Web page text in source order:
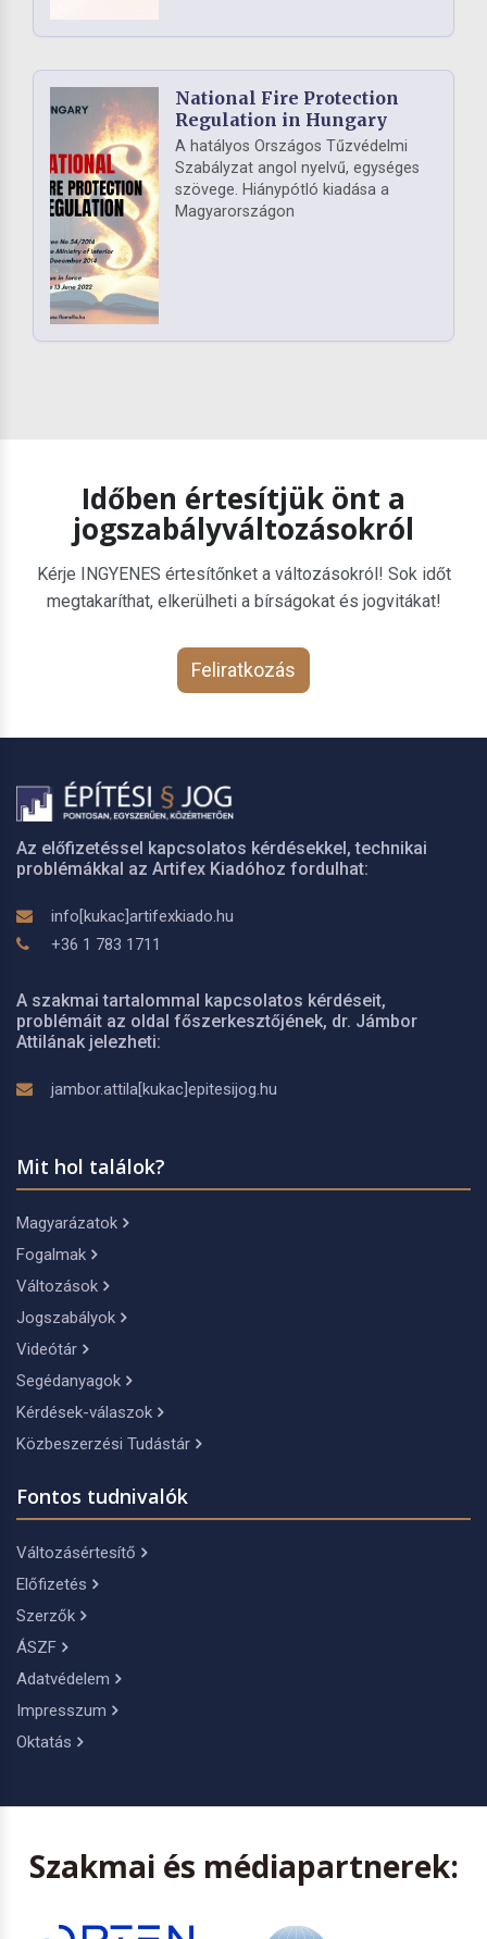
National Fire Protection
Regulation in Hungary
A hatályos Országos Tűzvédelmi
Szabályzat angol nyelvű, egységes
szövege. Hiánypótló kiadása a
Magyarországon
Időben értesítjük önt a
jogszabályváltozásokról
Kérje INGYENES értesítőnket a változásokról! Sok időt
megtakaríthat, elkerülheti a bírságokat és jogvitákat!
Feliratkozás
Az előfizetéssel kapcsolatos kérdésekkel, technikai
problémákkal az Artifex Kiadóhoz fordulhat:
info[kukac]artifexkiado.hu
+36 1 783 1711
A szakmai tartalommal kapcsolatos kérdéseit,
problémáit az oldal főszerkesztőjének, dr. Jámbor
Attilának jelezheti:
jambor.attila[kukac]epitesijog.hu
Mit hol találok?
Magyarázatok
Fogalmak
Változások
Jogszabályok
Videótár
Segédanyagok
Kérdések-válaszok
Közbeszerzési Tudástár
Fontos tudnivalók
Változásértesítő
Előfizetés
Szerzők
ÁSZF
Adatvédelem
Impresszum
Oktatás
Szakmai és médiapartnerek: